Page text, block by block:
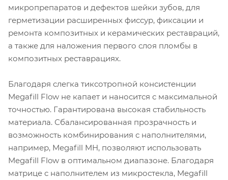
микропрепаратов и дефектов шейки зубов, для
герметизации расширенных фиссур, фиксации и
ремонта композитных и керамических реставраций,
а также для наложения первого слоя пломбы в
композитных реставрациях.
Благодаря слегка тиксотропной консистенции
Megafill Flow не капает и наносится с максимальной
точностью. Гарантирована высокая стабильность
материала. Сбалансированная прозрачность и
возможность комбинирования с наполнителями,
например, Megafill MH, позволяют использовать
Megafill Flow в оптимальном диапазоне. Благодаря
матрице с наполнителем из микростекла, Megafill